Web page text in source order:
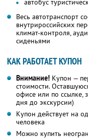
автобус
Весь автотранспорт
внутрироссийских
климат-контроля,
сиденьями
КАК РАБОТАЕТ КУПОН
Внимание! Купон —
стоимости.
офисе или по ссылке,
дня до экскурсии)
Купон действует на
человека
Можно купить